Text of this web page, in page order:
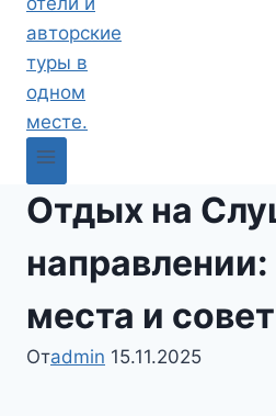
Отдых на
места и
Отadmin 15.11.2025